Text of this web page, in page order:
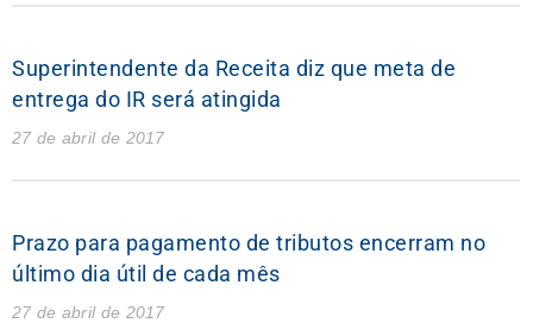
Superintendente da Receita diz que meta de
entrega do IR será atingida
27 de abril de 2017
Prazo para pagamento de tributos encerram no
último dia útil de cada mês
27 de abril de 2017